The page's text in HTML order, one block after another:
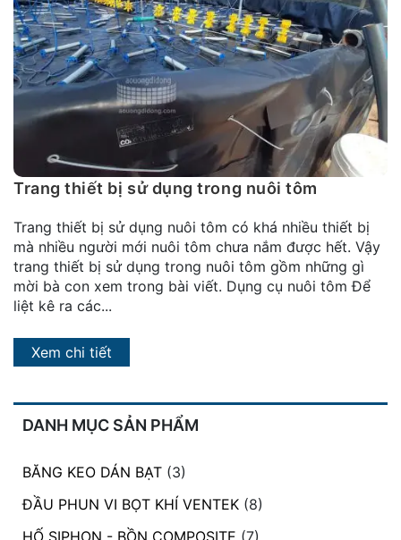
Hướng
dẫn
lắp
đặt
Quy
định
chia
Liên
hệ
DANH MỤC SẢN PHẨM
BĂNG KEO DÁN BẠT (3)
ĐẦU PHUN VI BỌT KHÍ VENTEK (8)
Trang thiết bị sử dụng trong nuôi tôm
Trang thiết bị sử dụng nuôi tôm có khá nhiều thiết bị
mà nhiều người mới nuôi tôm chưa nắm được hết. Vậy
trang thiết bị sử dụng trong nuôi tôm gồm những gì
mời bà con xem trong bài viết. Dụng cụ nuôi tôm Để
liệt kê ra các...
Xem chi tiết